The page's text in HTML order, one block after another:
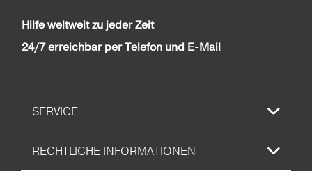
Hilfe weltweit zu jeder Zeit
24/7 erreichbar per Telefon und E-Mail
SERVICE
RECHTLICHE INFORMATIONEN